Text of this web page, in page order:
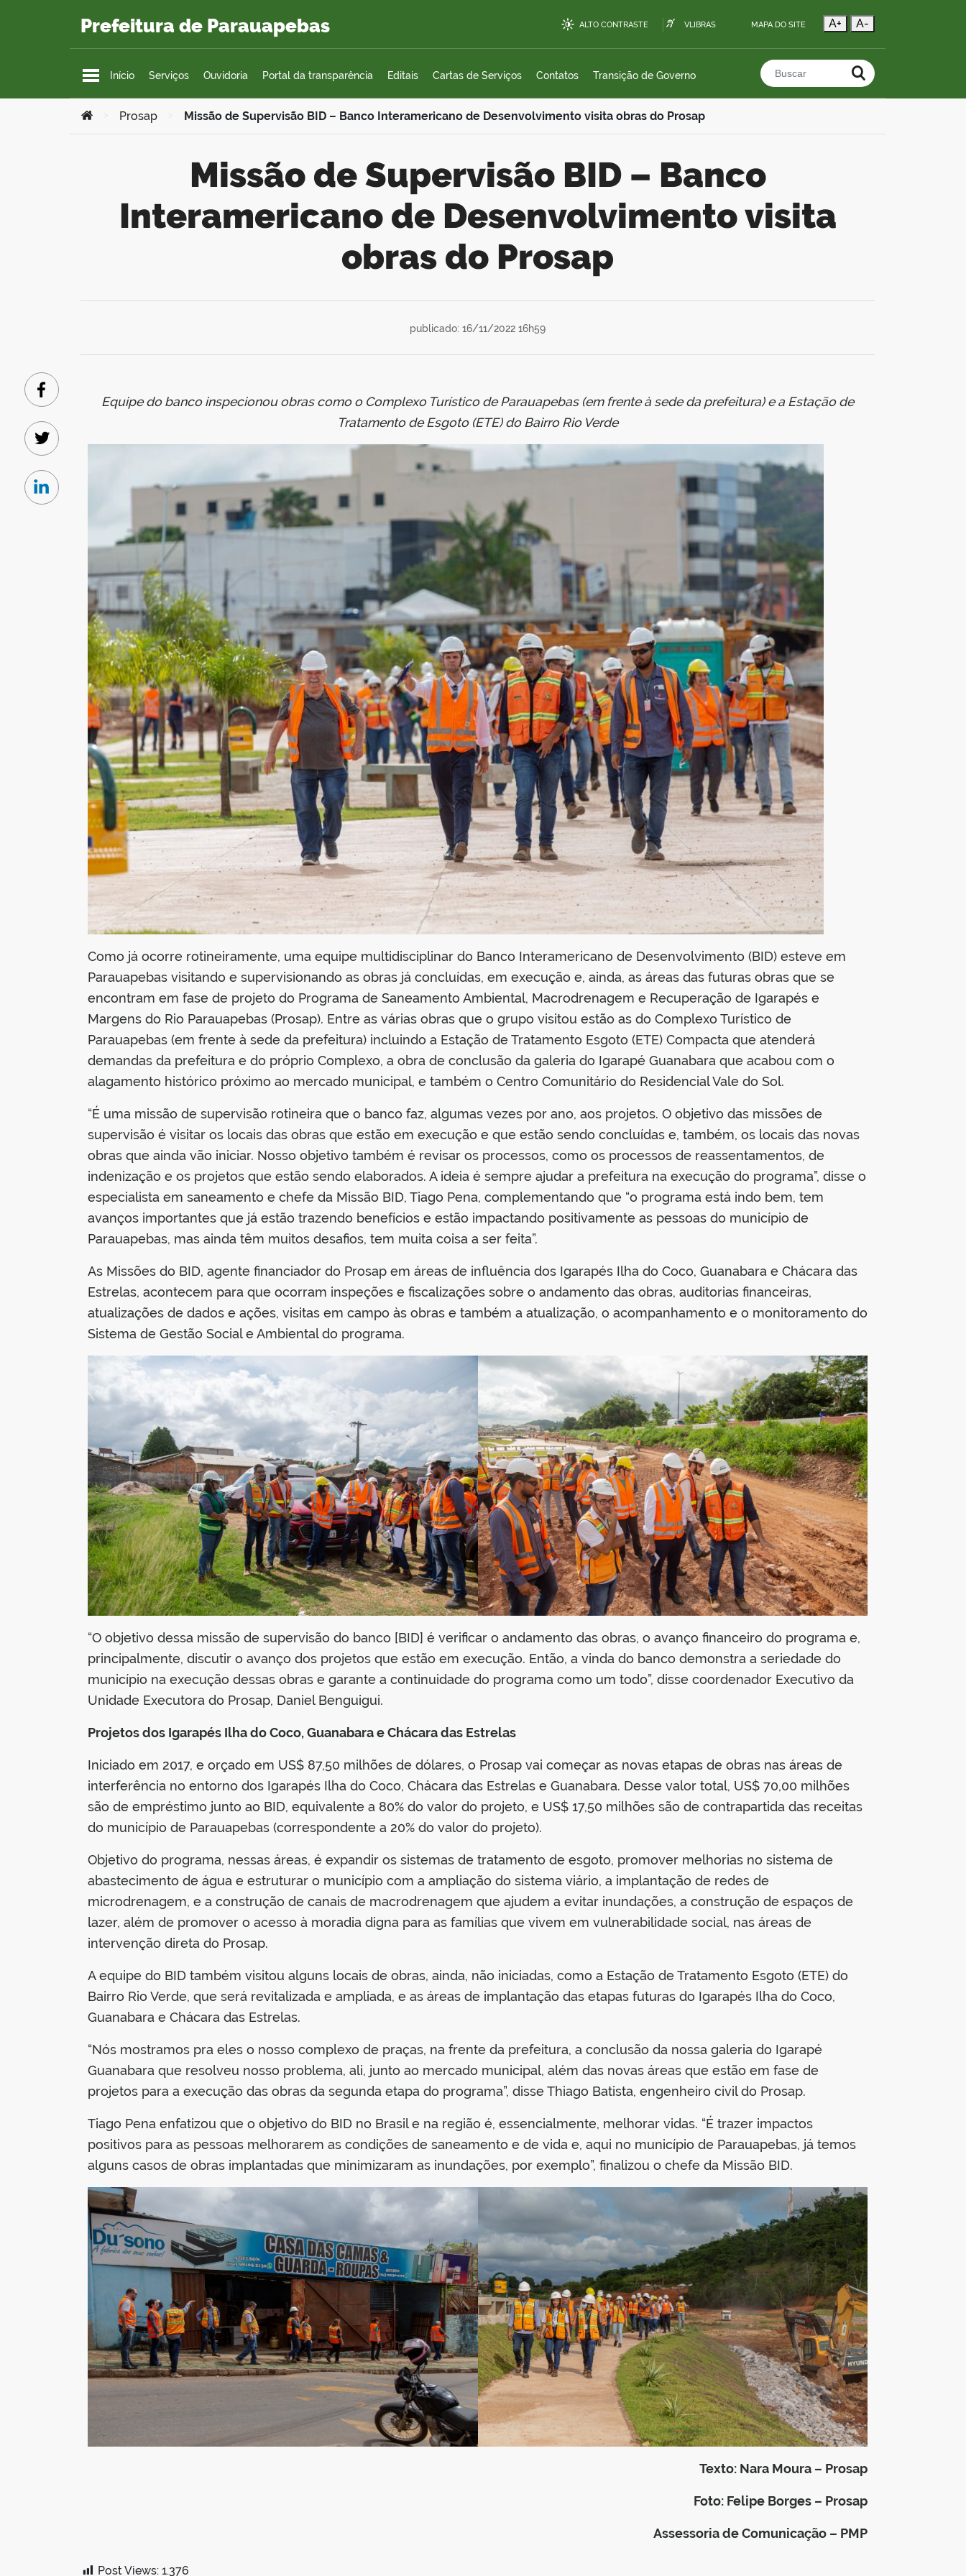
Prefeitura de Parauapebas ALTO CONTRASTE VLIBRAS MAPA DO SITE A+ A-
Início Serviços Ouvidoria Portal da transparência Editais Cartas de Serviços Contatos Transição de Governo Buscar no portal
Você está aqui:
Prosap Missão de Supervisão BID – Banco Interamericano de Desenvolvimento visita obras do Prosap
Missão de Supervisão BID – Banco
Interamericano de Desenvolvimento visita
obras do Prosap
publicado: 16/11/2022 16h59
Equipe do banco inspecionou obras como o Complexo Turístico de Parauapebas (em frente à sede da prefeitura) e a Estação de
Tratamento de Esgoto (ETE) do Bairro Rio Verde
Como já ocorre rotineiramente, uma equipe multidisciplinar do Banco Interamericano de Desenvolvimento (BID) esteve em
Parauapebas visitando e supervisionando as obras já concluídas, em execução e, ainda, as áreas das futuras obras que se
encontram em fase de projeto do Programa de Saneamento Ambiental, Macrodrenagem e Recuperação de Igarapés e
Margens do Rio Parauapebas (Prosap). Entre as várias obras que o grupo visitou estão as do Complexo Turístico de
Parauapebas (em frente à sede da prefeitura) incluindo a Estação de Tratamento Esgoto (ETE) Compacta que atenderá
demandas da prefeitura e do próprio Complexo, a obra de conclusão da galeria do Igarapé Guanabara que acabou com o
alagamento histórico próximo ao mercado municipal, e também o Centro Comunitário do Residencial Vale do Sol.
“É uma missão de supervisão rotineira que o banco faz, algumas vezes por ano, aos projetos. O objetivo das missões de
supervisão é visitar os locais das obras que estão em execução e que estão sendo concluídas e, também, os locais das novas
obras que ainda vão iniciar. Nosso objetivo também é revisar os processos, como os processos de reassentamentos, de
indenização e os projetos que estão sendo elaborados. A ideia é sempre ajudar a prefeitura na execução do programa”, disse o
especialista em saneamento e chefe da Missão BID, Tiago Pena, complementando que “o programa está indo bem, tem
avanços importantes que já estão trazendo benefícios e estão impactando positivamente as pessoas do município de
Parauapebas, mas ainda têm muitos desafios, tem muita coisa a ser feita”.
As Missões do BID, agente financiador do Prosap em áreas de influência dos Igarapés Ilha do Coco, Guanabara e Chácara das
Estrelas, acontecem para que ocorram inspeções e fiscalizações sobre o andamento das obras, auditorias financeiras,
atualizações de dados e ações, visitas em campo às obras e também a atualização, o acompanhamento e o monitoramento do
Sistema de Gestão Social e Ambiental do programa.
“O objetivo dessa missão de supervisão do banco [BID] é verificar o andamento das obras, o avanço financeiro do programa e,
principalmente, discutir o avanço dos projetos que estão em execução. Então, a vinda do banco demonstra a seriedade do
município na execução dessas obras e garante a continuidade do programa como um todo”, disse coordenador Executivo da
Unidade Executora do Prosap, Daniel Benguigui.
Projetos dos Igarapés Ilha do Coco, Guanabara e Chácara das Estrelas
Iniciado em 2017, e orçado em US$ 87,50 milhões de dólares, o Prosap vai começar as novas etapas de obras nas áreas de
interferência no entorno dos Igarapés Ilha do Coco, Chácara das Estrelas e Guanabara. Desse valor total, US$ 70,00 milhões
são de empréstimo junto ao BID, equivalente a 80% do valor do projeto, e US$ 17,50 milhões são de contrapartida das receitas
do município de Parauapebas (correspondente a 20% do valor do projeto).
Objetivo do programa, nessas áreas, é expandir os sistemas de tratamento de esgoto, promover melhorias no sistema de
abastecimento de água e estruturar o município com a ampliação do sistema viário, a implantação de redes de
microdrenagem, e a construção de canais de macrodrenagem que ajudem a evitar inundações, a construção de espaços de
lazer, além de promover o acesso à moradia digna para as famílias que vivem em vulnerabilidade social, nas áreas de
intervenção direta do Prosap.
A equipe do BID também visitou alguns locais de obras, ainda, não iniciadas, como a Estação de Tratamento Esgoto (ETE) do
Bairro Rio Verde, que será revitalizada e ampliada, e as áreas de implantação das etapas futuras do Igarapés Ilha do Coco,
Guanabara e Chácara das Estrelas.
“Nós mostramos pra eles o nosso complexo de praças, na frente da prefeitura, a conclusão da nossa galeria do Igarapé
Guanabara que resolveu nosso problema, ali, junto ao mercado municipal, além das novas áreas que estão em fase de
projetos para a execução das obras da segunda etapa do programa”, disse Thiago Batista, engenheiro civil do Prosap.
Tiago Pena enfatizou que o objetivo do BID no Brasil e na região é, essencialmente, melhorar vidas. “É trazer impactos
positivos para as pessoas melhorarem as condições de saneamento e de vida e, aqui no município de Parauapebas, já temos
alguns casos de obras implantadas que minimizaram as inundações, por exemplo”, finalizou o chefe da Missão BID.
Texto: Nara Moura – Prosap
Foto: Felipe Borges – Prosap
Assessoria de Comunicação – PMP
Facebook
Twitter
Linkedin
Post Views: 1.376